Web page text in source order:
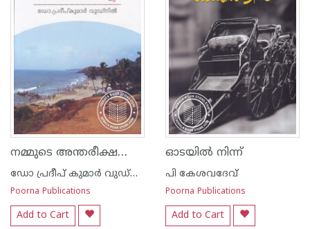
നമ്മുടെ അന്തരീക്ഷവും കാലാവസ്ഥാ ഘടകങ്ങ‌ളും
ഡോ പ്രദീപ് കുമാര്‍ വുഡ്നില്‍
Poorna Publications
Add to Cart
ഓടയില്‍ നിന്ന്
പി കേശവദേവ്‌
Poorna Publications
Add to Cart